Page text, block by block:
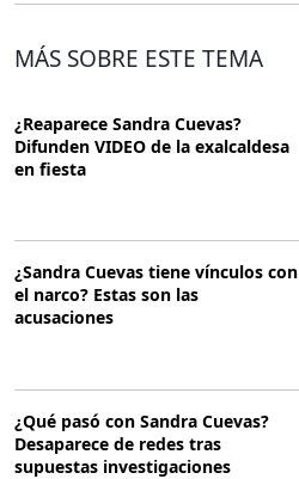
MÁS SOBRE ESTE TEMA
¿Reaparece Sandra Cuevas?
Difunden VIDEO de la exalcaldesa
en fiesta
¿Sandra Cuevas tiene vínculos con
el narco? Estas son las
acusaciones
¿Qué pasó con Sandra Cuevas?
Desaparece de redes tras
supuestas investigaciones